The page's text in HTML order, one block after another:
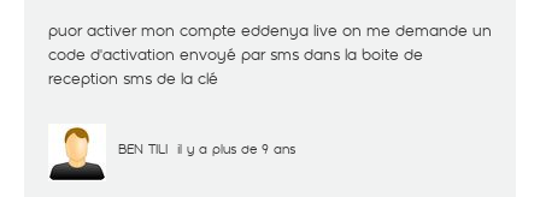
puor activer mon compte eddenya live on me demande un
code d'activation envoyé par sms dans la boite de
reception sms de la clé
BEN TILI il y a plus de 9 ans